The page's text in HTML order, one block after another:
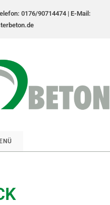
0176/90714474 | E-Mail: